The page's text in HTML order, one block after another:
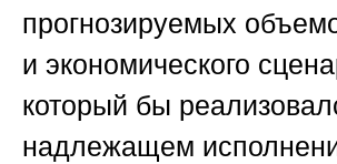
прогнозируемых
и экономического
который бы
надлежащем